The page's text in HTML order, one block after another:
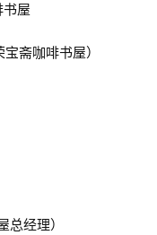
屋
斋咖啡书屋）
总经理）